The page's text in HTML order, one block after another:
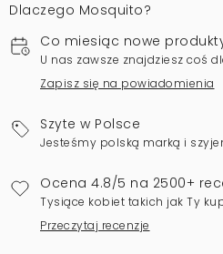
Dlaczego Mosquito?
Co miesiąc nowe
U nas zawsze znajdziesz coś
Zapisz się na powiadomienia
Szyte w Polsce
Jesteśmy polską marką i
Ocena 4.8/5 na 2500+
Tysiące kobiet takich jak Ty
Przeczytaj recenzje